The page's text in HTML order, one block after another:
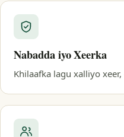
Nabadda iyo Xeerka
Khilaafka lagu xalliyo